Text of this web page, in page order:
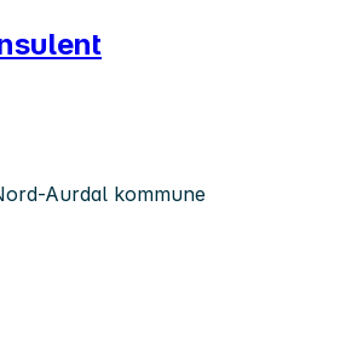
Aurdal kommune